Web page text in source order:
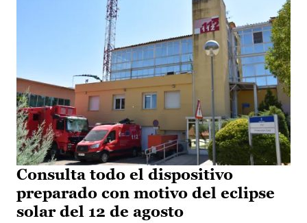
Consulta todo el dispositivo
preparado con motivo del eclipse
solar del 12 de agosto